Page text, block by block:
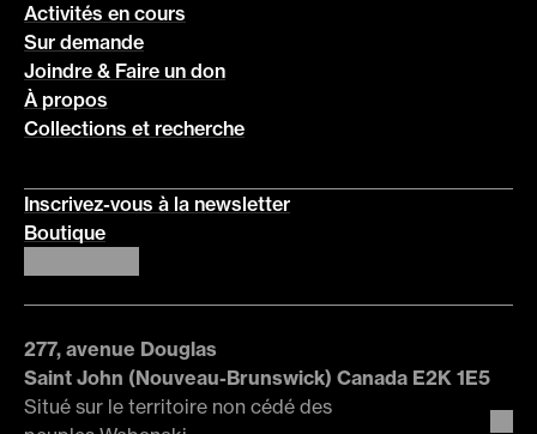
Activités en cours
Sur demande
Joindre & Faire un don
À propos
Collections et recherche
Inscrivez-vous à la newsletter
Boutique
277, avenue Douglas
Saint John (Nouveau-Brunswick) Canada E2K 1E5
Situé sur le territoire non cédé des